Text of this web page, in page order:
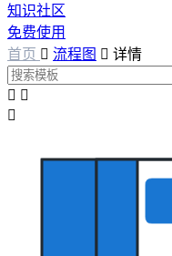
知识社区
免费使用
首页  流程图  详情
 
